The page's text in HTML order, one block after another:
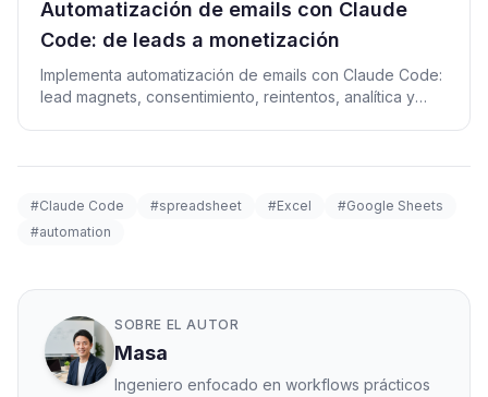
Automatización de emails con Claude
Code: de leads a monetización
Implementa automatización de emails con Claude Code:
lead magnets, consentimiento, reintentos, analítica y
#Claude Code #spreadsheet #Excel
#Google Sheets
#automation
SOBRE EL AUTOR
Masa
Ingeniero enfocado en workflows prácticos